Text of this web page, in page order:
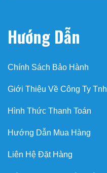
Hướng Dẫn
Chính Sách Bảo Hành
Giới Thiệu Về Công Ty
Hình Thức Thanh Toán
Hướng Dẫn Mua Hàng
Liên Hệ Đặt Hàng